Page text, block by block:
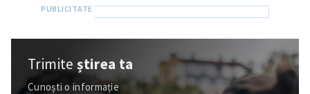
Trimiteștirea ta
Cunoști o informație